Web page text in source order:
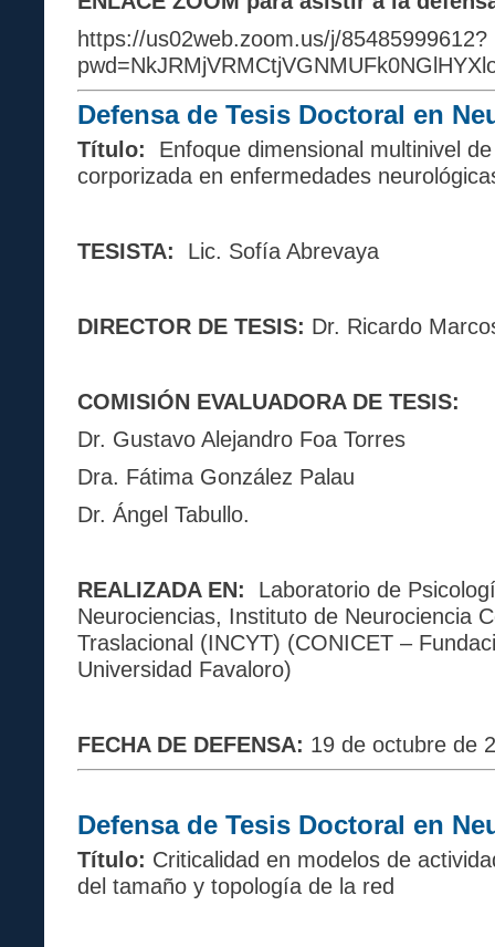
https://us02web.zoom.us/j/85485999612?
Defensa de Tesis Doctoral en
Título:
Enfoque dimensional multinivel
corporizada en enfermedades
TESISTA: Lic. Sofía Abrevaya
DIRECTOR DE TESIS: Dr. Ricardo
COMISIÓN EVALUADORA DE TESIS:
Dr. Gustavo Alejandro Foa Torres
Dra. Fátima González Palau
Dr. Ángel Tabullo.
REALIZADA EN: Laboratorio de
Neurociencias, Instituto de Neurociencia
Traslacional (INCYT) (CONICET –
Universidad Favaloro)
FECHA DE DEFENSA: 19 de octubre de
Defensa de Tesis Doctoral en
Título: Criticalidad en modelos de
del tamaño y topología de la red